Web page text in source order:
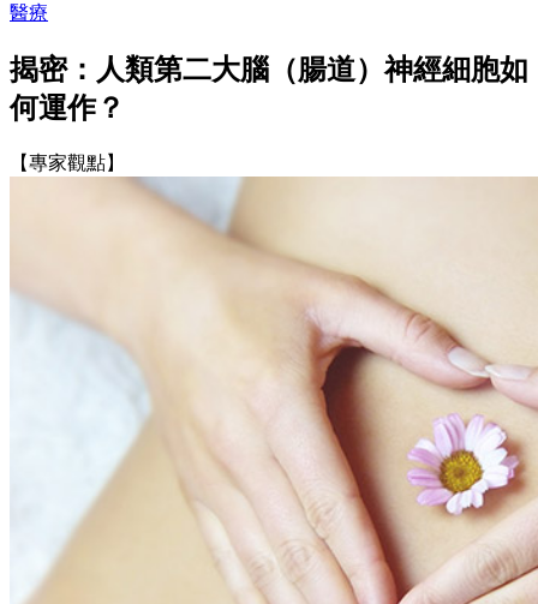
醫療
揭密：人類第二大腦（腸道）神經細胞如
何運作？
【專家觀點】